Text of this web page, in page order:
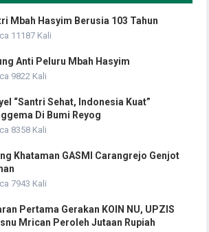
Mbah Hasyim Berusia 103 Tahun
11187 Kali
Anti Peluru Mbah Hasyim
9822 Kali
“Santri Sehat, Indonesia Kuat”
Di Bumi Reyog
8358 Kali
Khataman GASMI Carangrejo Genjot
7943 Kali
Pertama Gerakan KOIN NU, UPZIS
Mrican Peroleh Jutaan Rupiah